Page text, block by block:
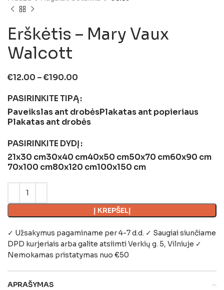
Erškėtis – Mary Vaux
Walcott
€12.00 –€190.00
PASIRINKITE TIPĄ
Paveikslas ant drobėsPlakatas ant popieriaus
Plakatas ant drobės
PASIRINKITE DYDĮ
21x30 cm30x40 cm40x50 cm50x70 cm60x90 cm
70x100 cm80x120 cm100x150 cm
Į KREPŠELĮ
✓ Užsakymus pagaminame per 4-7 d.d. ✓ Saugiai siunčiame
DPD kurjeriais arba galite atsiimtiVerkių g. 5, Vilniuje ✓
Nemokamas pristatymas nuo €50
APRAŠYMAS